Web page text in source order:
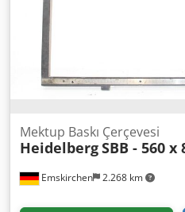
Emskirchen 2.268 km
Mektup Baskı Çerçevesi
HeidelbergSBB - 560 x